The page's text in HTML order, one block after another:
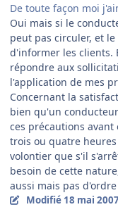
De toute façon moi
Oui mais si le
peut pas circuler, et
d'informer les clients.
répondre aux
l'application de mes
Concernant la
bien qu'un
ces précautions
trois ou quatre
volontier que s'il
besoin de cette
aussi mais pas
Modifié 18 mai